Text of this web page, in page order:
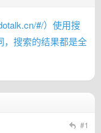
#/）使用搜
，搜索的结果都是全
#1